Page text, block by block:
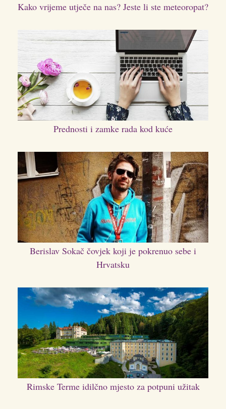
Kako vrijeme utječe na nas? Jeste li ste meteoropat?
Prednosti i zamke rada kod kuće
Berislav Sokač čovjek koji je pokrenuo sebe i
Hrvatsku
Rimske Terme idilčno mjesto za potpuni užitak